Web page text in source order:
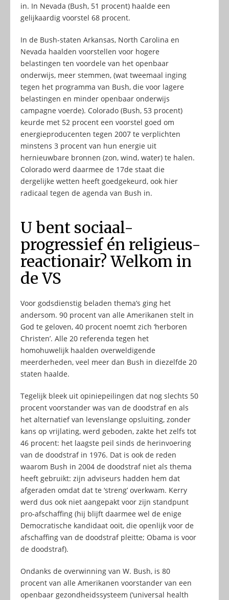
in. In Nevada (Bush, 51 procent) haalde een
gelijkaardig voorstel 68 procent.
In de Bush-staten Arkansas, North Carolina en
Nevada haalden voorstellen voor hogere
belastingen ten voordele van het openbaar
onderwijs, meer stemmen, (wat tweemaal inging
tegen het programma van Bush, die voor lagere
belastingen en minder openbaar onderwijs
campagne voerde). Colorado (Bush, 53 procent)
keurde met 52 procent een voorstel goed om
energieproducenten tegen 2007 te verplichten
minstens 3 procent van hun energie uit
hernieuwbare bronnen (zon, wind, water) te halen.
Colorado werd daarmee de 17de staat die
dergelijke wetten heeft goedgekeurd, ook hier
radicaal tegen de agenda van Bush in.
U bent sociaal-
progressief én religieus-
reactionair? Welkom in
de VS
Voor godsdienstig beladen thema’s ging het
andersom. 90 procent van alle Amerikanen stelt in
God te geloven, 40 procent noemt zich ‘herboren
Christen’. Alle 20 referenda tegen het
homohuwelijk haalden overweldigende
meerderheden, veel meer dan Bush in diezelfde 20
staten haalde.
Tegelijk bleek uit opiniepeilingen dat nog slechts 50
procent voorstander was van de doodstraf en als
het alternatief van levenslange opsluiting, zonder
kans op vrijlating, werd geboden, zakte het zelfs tot
46 procent: het laagste peil sinds de herinvoering
van de doodstraf in 1976. Dat is ook de reden
waarom Bush in 2004 de doodstraf niet als thema
heeft gebruikt: zijn adviseurs hadden hem dat
afgeraden omdat dat te ‘streng’ overkwam. Kerry
werd dus ook niet aangepakt voor zijn standpunt
pro-afschaffing (hij blijft daarmee wel de enige
Democratische kandidaat ooit, die openlijk voor de
afschaffing van de doodstraf pleitte; Obama is voor
de doodstraf).
Ondanks de overwinning van W. Bush, is 80
procent van alle Amerikanen voorstander van een
openbaar gezondheidssysteem (‘universal health